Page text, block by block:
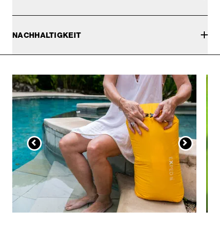
NACHHALTIGKEIT